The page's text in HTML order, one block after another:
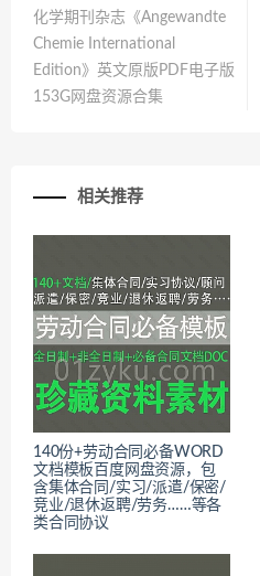
化学期刊杂志《Angewandte
Chemie International
Edition》英文原版PDF电子版
153G网盘资源合集
相关推荐
140份+劳动合同必备WORD
文档模板百度网盘资源，包
含集体合同/实习/派遣/保密/
竞业/退休返聘/劳务……等各
类合同协议